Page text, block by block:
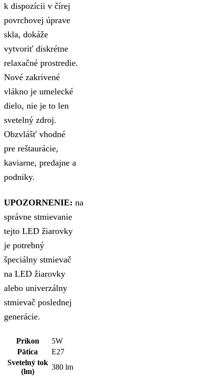
k dispozícii v čírej
povrchovej úprave
skla, dokáže
vytvoriť diskrétne
relaxačné prostredie.
Nové zakrivené
vlákno je umelecké
dielo, nie je to len
svetelný zdroj.
Obzvlášť vhodné
pre reštaurácie,
kaviarne, predajne a
podniky.
UPOZORNENIE: na
správne stmievanie
tejto LED žiarovky
je potrebný
špeciálny stmievač
na LED žiarovky
alebo univerzálny
stmievač poslednej
generácie.
Príkon
5W
Pätica
E27
Svetelný tok
(lm)
380 lm